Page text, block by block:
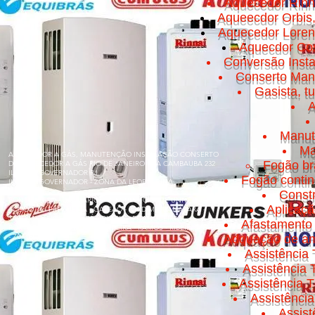
AQUECEDOR A GÁS, MANUTENÇÃO INSTALAÇÃO CONSERTO
DE AQUECEDOR A GÁS RIO DE JANEIRO RUA CAMBAUBA 232
ILHA DO GOVERNADOR RJ
ILHA DO GOVERNADOR - ZONA DA LEOPOLDINA
BONSUCESSO - BANCÁRIOS - CACUIA - CICADE UNIVERSITÁRIA
- COCOTÁ - FREGUESIA - GALEÃO - JARDIM GUANABARA -
JARDIM CARIOCA - MARÉ - OLARIA - PITANGUEIRAS -
PORTUGUESA - PRAIA DA BANDEIRA - RAMOS - RIBEIRA - TÁUA
- ZUMBI
Aquecedor
Aqueecdor Orbis,
Aquecedor
Aquecdor
Conversão
Conserto
Gasista,
Fogão
Fogão
Adquação de
Assistência
Assistência
Assistência